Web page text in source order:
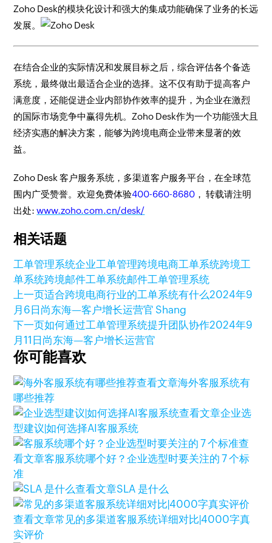
Zoho Desk的模块化设计和强大的集成功能确保了业务的长远
发展。
在结合企业的实际情况和发展目标之后，综合评估各个备选
系统，最终做出最适合企业的选择。这不仅有助于提高客户
满意度，还能促进企业内部协作效率的提升，为企业在激烈
的国际市场竞争中赢得先机。Zoho Desk作为一个功能强大且
经济实惠的解决方案，能够为跨境电商企业带来显著的效
益。
Zoho Desk 客户服务系统，多渠道客户服务平台，在全球范
围内广受赞誉。欢迎免费体验400-660-8680 ， 转载请注明
出处:www.zoho.com.cn/desk/
相关话题
工单管理系统企业工单管理跨境电商工单系统跨境工
单系统跨境邮件工单系统邮件工单管理系统
上一页适合跨境电商行业的工单系统有什么2024年9
月6日 尚东海—客户增长运营官 Shang
下一页如何通过工单管理系统提升团队协作2024年9
月11日 尚东海—客户增长运营官
你可能喜欢
查看文章海外客服系统有
哪些推荐
查看文章企业选
型建议|如何选择AI客服系统
查
看文章客服系统哪个好？企业选型时要关注的 7 个标
准
查看文章SLA 是什么
查看文章常见的多渠道客服系统详细对比|4000字真
实评价